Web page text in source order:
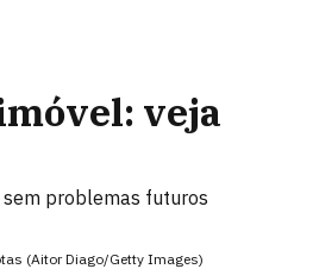
veja
problemas futuros
(Aitor Diago/Getty Images)